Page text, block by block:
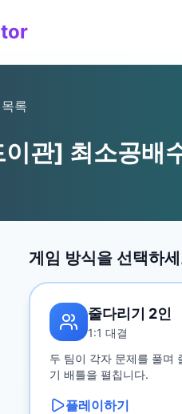
록
관] 최소공배
게임 방식을 선택하
줄다리기 2인
1:1 대결
두 팀이 각자 문제를 풀며
기 배틀을 펼칩니다.
플레이하기